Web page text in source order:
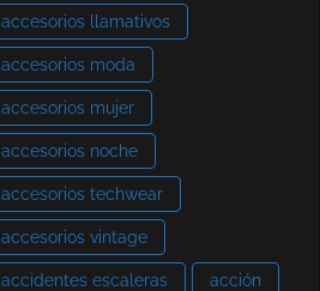
accesorios llamativos
accesorios moda
accesorios mujer
accesorios noche
accesorios techwear
accesorios vintage
accidentes escaleras acción